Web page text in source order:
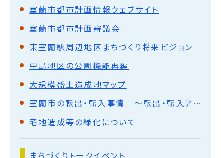
室蘭市都市計画情報ウェブサイト
室蘭市都市計画審議会
東室蘭駅周辺地区まちづくり将来ビジョン
中島地区の公園機能再編
大規模盛土造成地マップ
室蘭市の転出・転入事情 ～転出・転入アンケートと過去10年の転出・転入データからわかったこと～
宅地造成等の緑化について
まちづくりトークイベント